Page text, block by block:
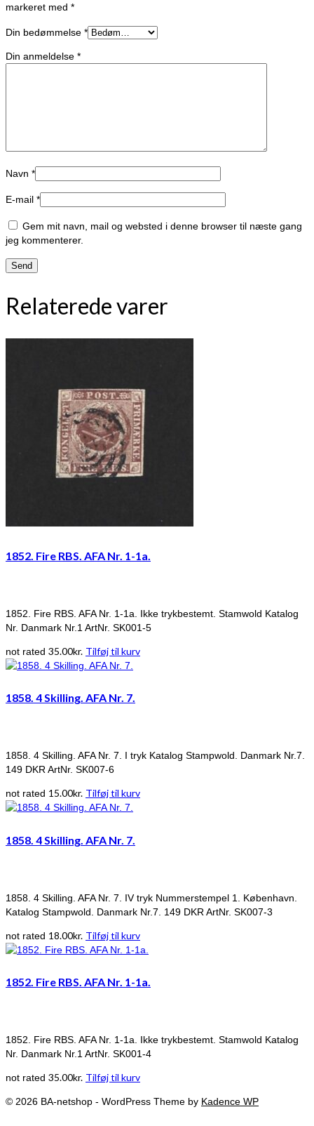
markeret med *
Din bedømmelse *
Din anmeldelse *
Navn *
E-mail *
Gem mit navn, mail og websted i denne browser til næste gang
jeg kommenterer.
Relaterede varer
1852. Fire RBS. AFA Nr. 1-1a.
1852. Fire RBS. AFA Nr. 1-1a. Ikke trykbestemt. Stamwold Katalog
Nr. Danmark Nr.1 ArtNr. SK001-5
not rated 35.00kr. Tilføj til kurv
1858. 4 Skilling. AFA Nr. 7.
1858. 4 Skilling. AFA Nr. 7. I tryk Katalog Stampwold. Danmark Nr.7.
149 DKR ArtNr. SK007-6
not rated 15.00kr. Tilføj til kurv
1858. 4 Skilling. AFA Nr. 7.
1858. 4 Skilling. AFA Nr. 7. IV tryk Nummerstempel 1. København.
Katalog Stampwold. Danmark Nr.7. 149 DKR ArtNr. SK007-3
not rated 18.00kr. Tilføj til kurv
1852. Fire RBS. AFA Nr. 1-1a.
1852. Fire RBS. AFA Nr. 1-1a. Ikke trykbestemt. Stamwold Katalog
Nr. Danmark Nr.1 ArtNr. SK001-4
not rated 35.00kr. Tilføj til kurv
© 2026 BA-netshop - WordPress Theme by Kadence WP